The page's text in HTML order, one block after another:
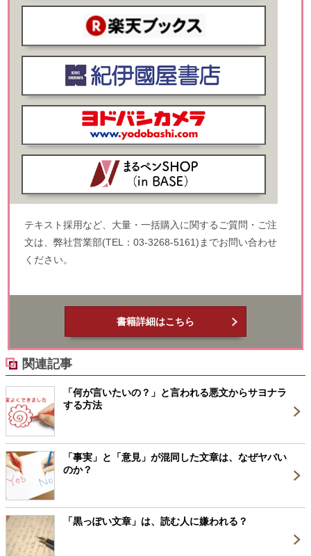
テキスト採用など、大量・一括購入に関するご質問・ご注
文は、弊社営業部(TEL：03-3268-5161)までお問い合わせ
ください。
書籍詳細はこちら
関連記事
「何が言いたいの？」と言われる悪文からサヨナラ
する方法
「事実」と「意見」が混同した文章は、なぜヤバい
のか？
「黒っぽい文章」は、読む人に嫌われる？